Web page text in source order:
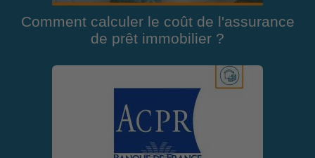
Comment calculer le coût de l'assurance
de prêt immobilier ?